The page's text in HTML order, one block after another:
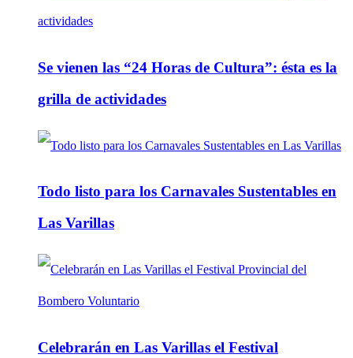
Se vienen las “24 Horas de Cultura”: ésta es la
grilla de actividades
Todo listo para los Carnavales Sustentables en
Las Varillas
Celebrarán en Las Varillas el Festival